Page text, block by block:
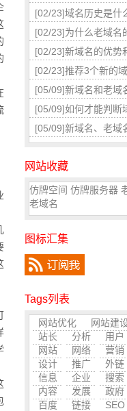
[02/23]域名历史是什么意思？域名历史
[02/23]为什么老域名的收录那么快
[02/23]新域名的优势
[02/23]推荐3个新的
[05/09]新域名和老域名哪个更
[05/09]如何才能判断域名是否被k过
[05/09]新域名、老域名
网站收藏
仿牌空间 仿牌服务器
老域名
图标汇集
Tags列表
网站优化 网站建
站长
分析 用户
网站
网络 营销
设计
推广 外链
信息
企业 搜索
内容
发展 政府
百度
链接 SEO